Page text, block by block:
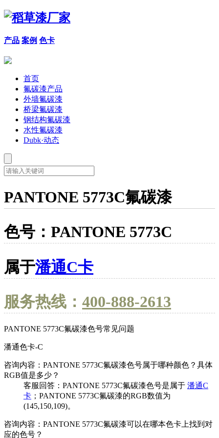
产品 案例 色卡
首页
氟碳漆产品
外墙氟碳漆
桥梁氟碳漆
钢结构氟碳漆
水性氟碳漆
Dubk·动态
PANTONE 5773C氟碳漆
色号：PANTONE 5773C
属于潘通C卡
服务热线： 400-888-2613
PANTONE 5773C氟碳漆色号常见问题
潘通色卡-C
咨询内容：PANTONE 5773C氟碳漆色号属于哪种颜色？具体
RGB值是多少？
客服回答：PANTONE 5773C氟碳漆色号是属于 潘通C
卡 ；PANTONE 5773C氟碳漆的RGB数值为
(145,150,109)。
咨询内容：PANTONE 5773C氟碳漆可以在哪本色卡上找到对
应的色号？